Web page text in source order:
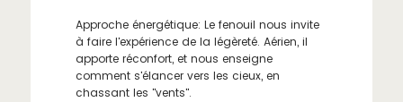
Approche énergétique: Le fenouil nous invite
à faire l'expérience de la légèreté. Aérien, il
apporte réconfort, et nous enseigne
comment s'élancer vers les cieux, en
chassant les "vents".